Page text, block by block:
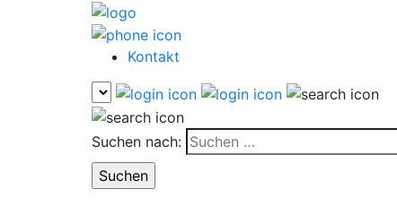
Kontakt
Suchen nach: